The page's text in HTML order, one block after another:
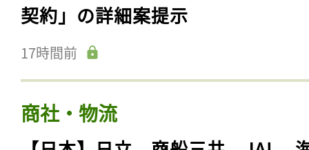
契約」の詳細案提示
17時間前
商社・物流